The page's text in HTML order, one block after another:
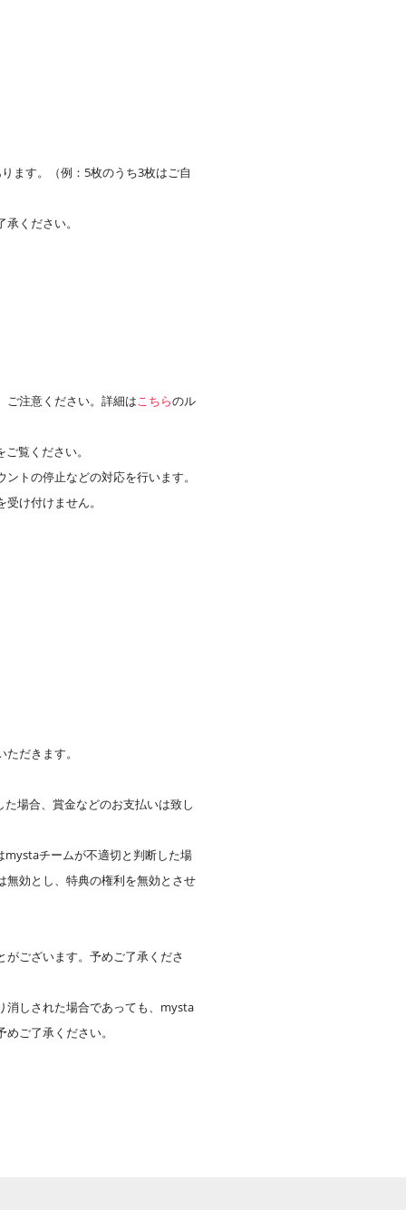
ます。（例：5枚のうち3枚はご自
ください。
ご注意ください。詳細はこちらのル
ご覧ください。
トの停止などの対応を行います。
け付けません。
だきます。
場合、賞金などのお支払いは致し
チームが不適切と判断した場
無効とし、特典の権利を無効とさせ
ございます。予めご了承くださ
消しされた場合であっても、mysta
ご了承ください。